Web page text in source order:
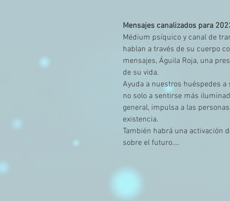
Mensajes canalizados para
Médium psíquico y canal de
hablan a través de su cuerpo
mensajes, Águila Roja, una
de su vida.
Ayuda a nuestros huéspedes
no solo a sentirse más
general, impulsa a las
existencia.
También habrá una activación
sobre el futuro.…